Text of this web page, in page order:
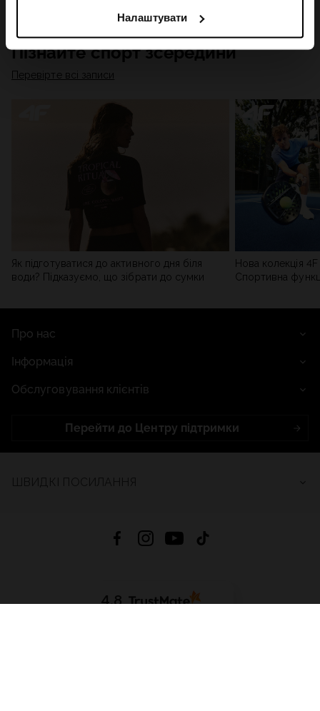
з метою націлювання та покращення відображення
відповідної онлайн-реклами, проведення аналітики,
відповідності вмісту та вдосконалення рішень, які
пропонують наші партнери (наприклад, соціальні
мережі). Детальну інформацію можна знайти в нашій
та в розділі «Деталі».
Налаштувати
Пізнайте спорт зсередини
Перевірте всі записи
Як підготуватися до активного дня біля
води? Підказуємо, що зібрати до сумки
Нова колекція
Спортивна
Про нас
Інформація
Обслуговування клієнтів
Перейти до Центру підтримки
4.8